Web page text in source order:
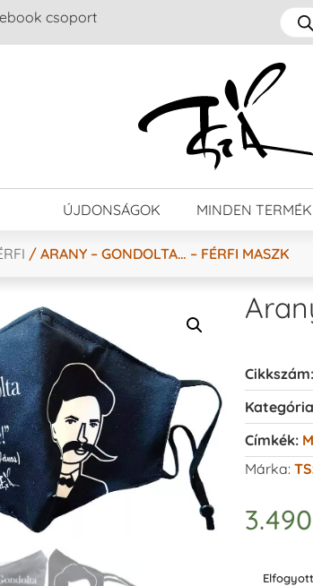
csoport
ÚJDONSÁGOK MINDEN TERMÉK
/ ARANY – GONDOLTA… – FÉRFI MASZK
Cikkszám:
Címkék:
Márka:
3.490
Elfogyott